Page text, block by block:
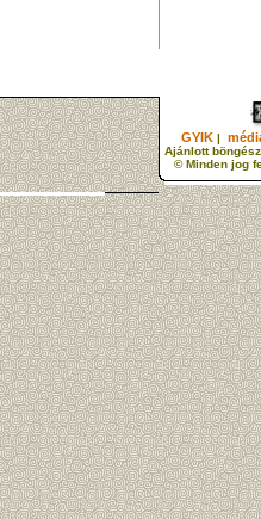
GYIK |
Ajánlott
© Minden jog